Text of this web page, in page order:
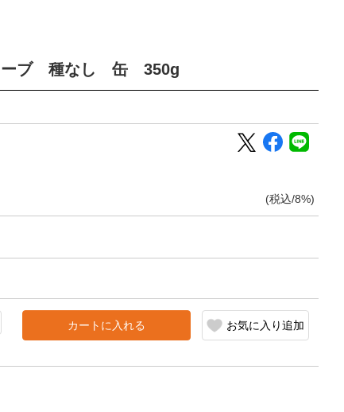
ーブ 種なし 缶 350g
(税込/8%)
カートに入れる お気に入り追加